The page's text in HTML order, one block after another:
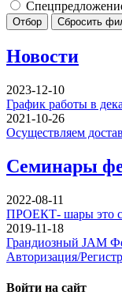
Отбор Сбросить
Новости
2023-12-10
График работы в
2021-10-26
Осуществляем
Семинары
2022-08-11
ПРОЕКТ- шары это
2019-11-18
Грандиозный JAM
Авторизация/
Войти на сайт